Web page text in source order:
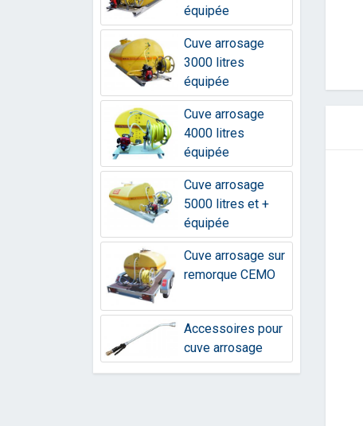
équipée
Cuve arrosage
3000 litres
équipée
Cuve arrosage
4000 litres
équipée
Cuve arrosage
5000 litres et +
équipée
Cuve arrosage sur
remorque CEMO
Accessoires pour
cuve arrosage